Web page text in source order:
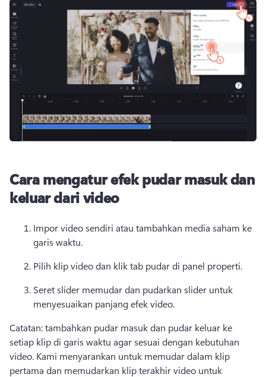
Cara mengatur efek pudar masuk dan
keluar dari video
Impor video sendiri atau tambahkan media saham ke
garis waktu.
Pilih klip video dan klik tab pudar di panel properti.
Seret slider memudar dan pudarkan slider untuk
menyesuaikan panjang efek video.
Catatan: tambahkan pudar masuk dan pudar keluar ke
setiap klip di garis waktu agar sesuai dengan kebutuhan
video. Kami menyarankan untuk memudar dalam klip
pertama dan memudarkan klip terakhir video untuk